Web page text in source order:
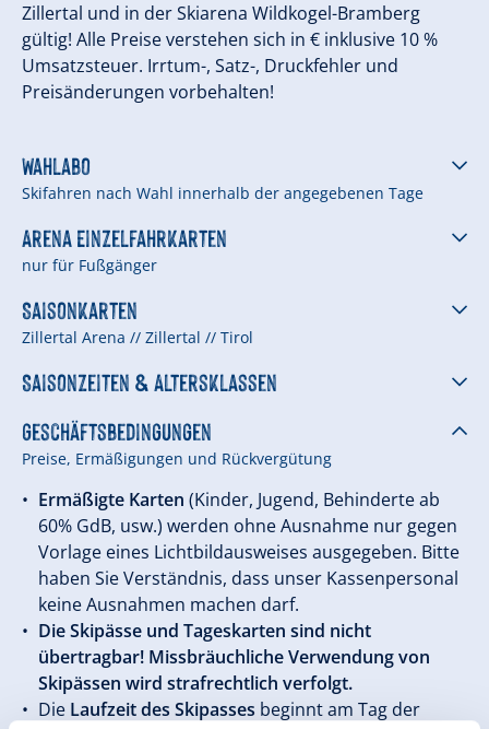
Zillertal und in der Skiarena Wildkogel-Bramberg
gültig! Alle Preise verstehen sich in € inklusive 10 %
Umsatzsteuer. Irrtum-, Satz-, Druckfehler und
Preisänderungen vorbehalten!
Wahlabo
Skifahren nach Wahl innerhalb der angegebenen Tage
Arena Einzelfahrkarten
nur für Fußgänger
Saisonkarten
Zillertal Arena // Zillertal // Tirol
Saisonzeiten & Altersklassen
Geschäftsbedingungen
Preise, Ermäßigungen und Rückvergütung
Ermäßigte Karten (Kinder, Jugend, Behinderte ab
60% GdB, usw.) werden ohne Ausnahme nur gegen
Vorlage eines Lichtbildausweises ausgegeben. Bitte
haben Sie Verständnis, dass unser Kassenpersonal
keine Ausnahmen machen darf.
Die Skipässe und Tageskarten sind nicht
übertragbar! Missbräuchliche Verwendung von
Skipässen wird strafrechtlich verfolgt.
Die Laufzeit des Skipasses beginnt am Tag der